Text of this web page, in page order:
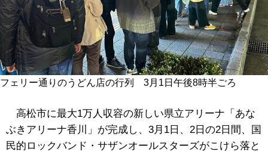
フェリー通りのうどん店の行列 3月1日午後8時半ごろ
高松市に最大1万人収容の新しい県立アリーナ「あな
ぶきアリーナ香川」が完成し、3月1日、2日の2日間、国
民的ロックバンド・サザンオールスターズがこけら落と